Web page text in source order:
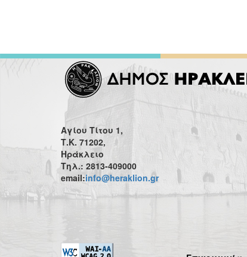
Αγίου Τίτου 1,
Τ.Κ. 71202,
Ηράκλειο
Τηλ.: 2813-409000
email:info@heraklion.gr